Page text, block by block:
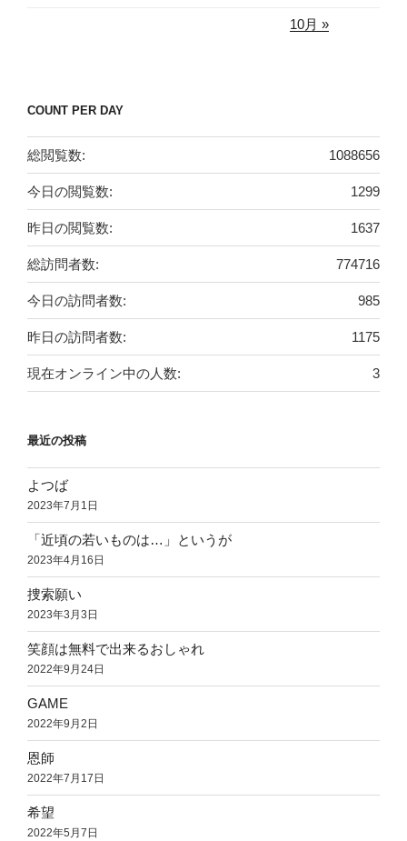
10月 »
COUNT PER DAY
1088656
総閲覧数:
1299
今日の閲覧数:
1637
昨日の閲覧数:
774716
総訪問者数:
985
今日の訪問者数:
1175
昨日の訪問者数:
3
現在オンライン中の人数:
最近の投稿
よつば
2023年7月1日
「近頃の若いものは…」というが
2023年4月16日
捜索願い
2023年3月3日
笑顔は無料で出来るおしゃれ
2022年9月24日
GAME
2022年9月2日
恩師
2022年7月17日
希望
2022年5月7日